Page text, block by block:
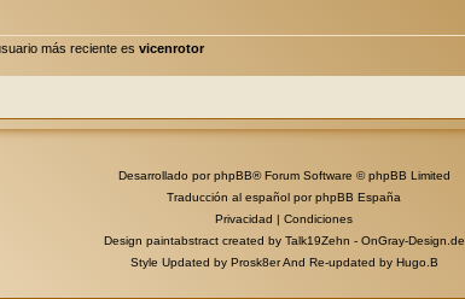
más reciente es vicenrotor
Desarrollado porphpBB® Forum Software © phpBB Limited
Traducción al español porphpBB España
Privacidad | Condiciones
Design paintabstract created by Talk19Zehn - OnGray-Design.de
Style Updated by Prosk8erAnd Re-updated by Hugo.B